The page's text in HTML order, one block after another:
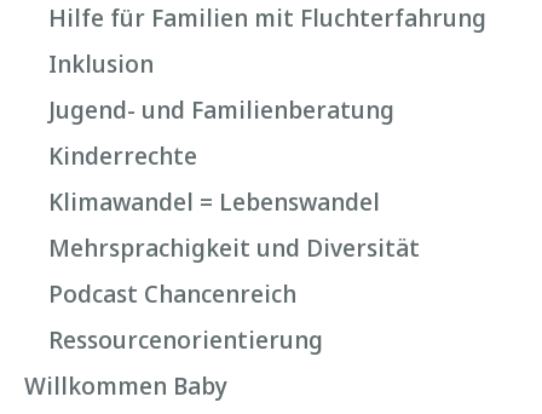
Hilfe für Familien mit Fluchterfahrung
Inklusion
Jugend- und Familienberatung
Kinderrechte
Klimawandel = Lebenswandel
Mehrsprachigkeit und Diversität
Podcast Chancenreich
Ressourcenorientierung
Willkommen Baby